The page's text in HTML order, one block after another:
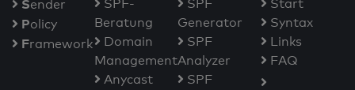
Sender
Policy
Framework
SPF-
Beratung
Domain
Management
Anycast
SPF
Generator
SPF
Analyzer
SPF
Start
Syntax
Links
FAQ